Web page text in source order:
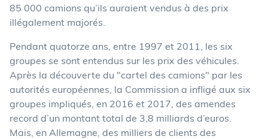
85 000 camions qu’ils auraient vendus à des prix
illégalement majorés.
Pendant quatorze ans, entre 1997 et 2011, les six
groupes se sont entendus sur les prix des véhicules.
Après la découverte du "cartel des camions" par les
autorités européennes, la Commission a infligé aux six
groupes impliqués, en 2016 et 2017, des amendes
record d’un montant total de 3,8 milliards d’euros.
Mais, en Allemagne, des milliers de clients des